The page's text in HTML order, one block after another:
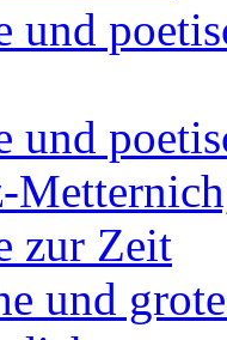
und
und
zur Zeit
und